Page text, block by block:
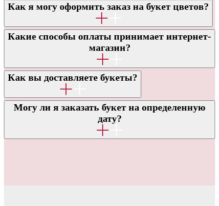
ОТВЕТЫ НА ЧАСТО
ЗАДАВАЕМЫЕ ВОПРОСЫ
Как я могу оформить заказ на букет цветов?
Какие способы оплаты принимает интернет-
магазин?
Как вы доставляете букеты?
Могу ли я заказать букет на определенную
дату?